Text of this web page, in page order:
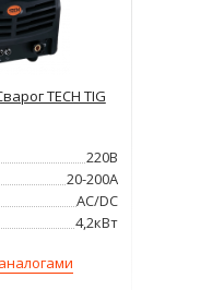
TECH TIG
220В
20-200А
AC/DC
4,2кВт